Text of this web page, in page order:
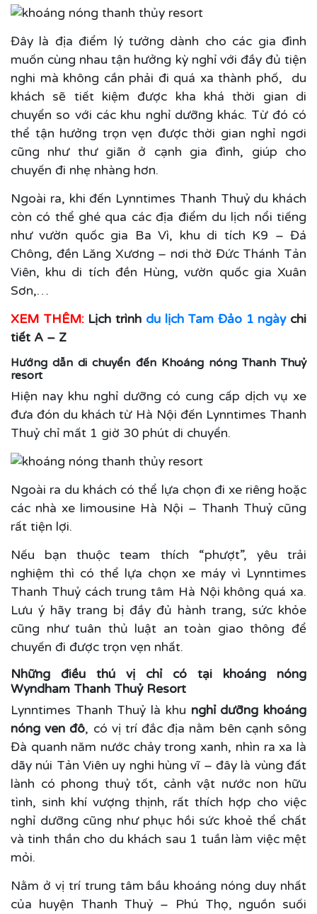
Đây là địa điểm lý tưởng dành cho các gia đình
muốn cùng nhau tận hưởng kỳ nghỉ với đầy đủ tiện
nghi mà không cần phải đi quá xa thành phố, du
khách sẽ tiết kiệm được kha khá thời gian di
chuyển so với các khu nghỉ dưỡng khác. Từ đó có
thể tận hưởng trọn vẹn được thời gian nghỉ ngơi
cũng như thư giãn ở cạnh gia đình, giúp cho
chuyến đi nhẹ nhàng hơn.
Ngoài ra, khi đến Lynntimes Thanh Thuỷ du khách
còn có thể ghé qua các địa điểm du lịch nổi tiếng
như vườn quốc gia Ba Vì, khu di tích K9 – Đá
Chông, đền Lăng Xương – nơi thờ Đức Thánh Tản
Viên, khu di tích đền Hùng, vườn quốc gia Xuân
Sơn,…
XEM THÊM:Lịch trình du lịch Tam Đảo 1 ngàychi
tiết A – Z
Hướng dẫn di chuyển đến Khoáng nóng Thanh Thuỷ
resort
Hiện nay khu nghỉ dưỡng có cung cấp dịch vụ xe
đưa đón du khách từ Hà Nội đến Lynntimes Thanh
Thuỷ chỉ mất 1 giờ 30 phút di chuyển.
Ngoài ra du khách có thể lựa chọn đi xe riêng hoặc
các nhà xe limousine Hà Nội – Thanh Thuỷ cũng
rất tiện lợi.
Nếu bạn thuộc team thích “phượt”, yêu trải
nghiệm thì có thể lựa chọn xe máy vì Lynntimes
Thanh Thuỷ cách trung tâm Hà Nội không quá xa.
Lưu ý hãy trang bị đầy đủ hành trang, sức khỏe
cũng như tuân thủ luật an toàn giao thông để
chuyến đi được trọn vẹn nhất.
Những điều thú vị chỉ có tại khoáng nóng
Wyndham Thanh Thuỷ Resort
Lynntimes Thanh Thuỷ là khu nghỉ dưỡng khoáng
nóng ven đô, có vị trí đắc địa nằm bên cạnh sông
Đà quanh năm nước chảy trong xanh, nhìn ra xa là
dãy núi Tản Viên uy nghi hùng vĩ – đây là vùng đất
lành có phong thuỷ tốt, cảnh vật nước non hữu
tình, sinh khí vượng thịnh, rất thích hợp cho việc
nghỉ dưỡng cũng như phục hồi sức khoẻ thể chất
và tinh thần cho du khách sau 1 tuần làm việc mệt
mỏi.
Nằm ở vị trí trung tâm bầu khoáng nóng duy nhất
của huyện Thanh Thuỷ – Phú Thọ, nguồn suối